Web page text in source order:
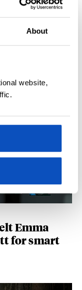
About
website,
beste
å høre
å le høyt
Emma
for smart